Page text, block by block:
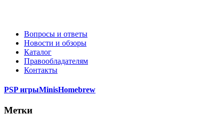
Вопросы и ответы
Новости и обзоры
Каталог
Правообладателям
Контакты
PSP игрыMinisHomebrew
Метки